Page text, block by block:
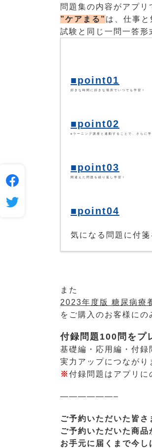
問題集の内容がアプリ
”ケアまる” は、仕事
試験と同じ一問一答形
■point01
好きな時間に好きな場所でいつでも学習！
■point02
eラーニング講座と連動することで、さらに学
■point03
間違えた問題を繰り返し学習！
■point04
気になる問題に付箋
また
2023年度版 糖尿病療
をご購⼊のお客様に
付録問題100問をプ
基礎編・応⽤編・付録
実⼒アップにつながり
※付録問題はアプリに
——————–
ご予約いただいた皆さ
ご予約いただいた商品
お手元に届くまで今し